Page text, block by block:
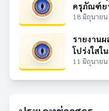
ครุภัณฑ์ย
18 มิถุนาย
รายงาน
โปร่งใสใ
11 มิถุนาย